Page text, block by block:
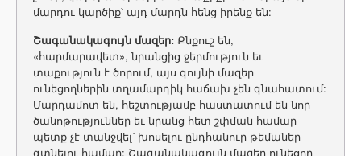
մարդու կարծիք՝ այդ մարդն հենց իրենք են:
Շագանակագույն մազեր: Քնքուշ են,
«հարմարավետ», նրանցից ջերմություն եւ
տաքություն է ծորում, այս գույնի մազեր
ունեցողներին տղամարդիկ հաճախ չեն գնահատում:
Մարդամոտ են, հեշտությամբ հաստատում են նոր
ծանոթություններ եւ նրանց հետ շփման համար
պետք չէ տանջվել՝ խոսելու ընդհանուր թեմաներ
գտնելու համար: Շագանակագույն մազեր ունեցող